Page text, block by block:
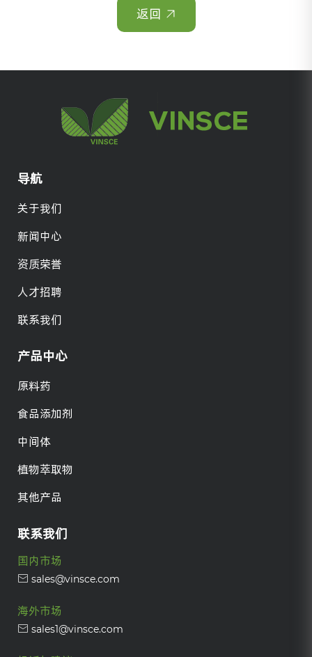
返回
导航
关于我们
新闻中心
资质荣誉
人才招聘
联系我们
产品中心
原料药
食品添加剂
中间体
植物萃取物
其他产品
联系我们
国内市场
sales@vinsce.com
海外市场
sales1@vinsce.com